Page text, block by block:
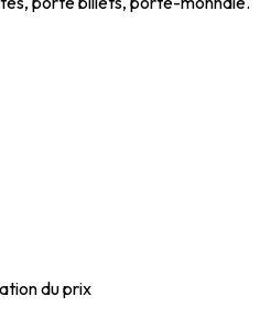
du prix